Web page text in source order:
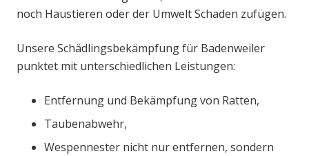
noch Haustieren oder der Umwelt Schaden zufügen.
Unsere Schädlingsbekämpfung für Badenweiler
punktet mit unterschiedlichen Leistungen:
Entfernung und Bekämpfung von Ratten,
Taubenabwehr,
Wespennester nicht nur entfernen, sondern